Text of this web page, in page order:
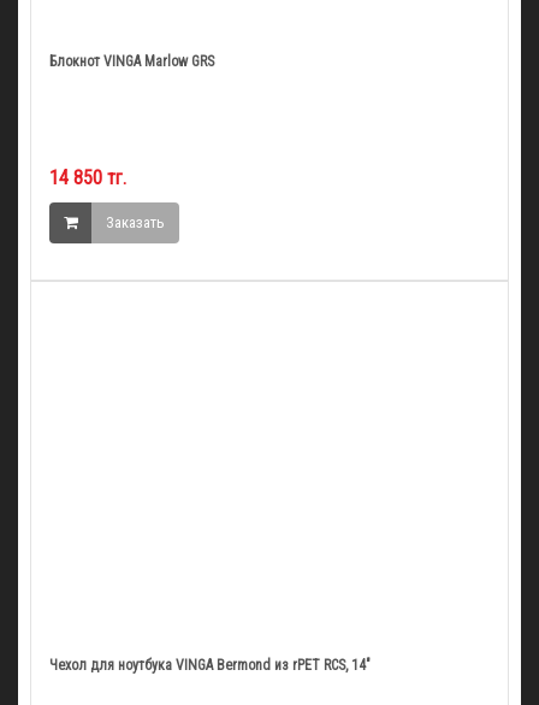
Блокнот VINGA Marlow GRS
14 850 тг.
Заказать
Чехол для ноутбука VINGA Bermond из rPET RCS, 14"